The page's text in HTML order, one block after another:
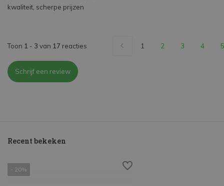
kwaliteit, scherpe prijzen
Toon 1 - 3 van 17 reacties 1 2 3 4 5
Schrijf een review
Recent bekeken
- 20%